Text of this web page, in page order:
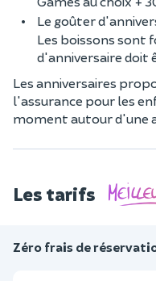
Le goûter
Les boissons sont
d'anniversaire doit
Les anniversaires
l'assurance pour les
moment autour d'une
Les tarifs
Zéro frais de